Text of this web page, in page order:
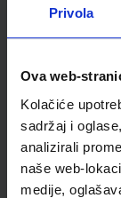
Privola
Ova web-
Kolačiće
sadržaj i
analizirali
naše web-
medije,
ŠIFRA OMOTA:
PRIRODA 6;
Autor(i): Agić
Nakladnik:PROFIL
SKU:567294